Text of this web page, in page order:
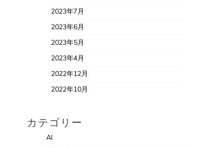
2023年7月
2023年6月
2023年5月
2023年4月
2022年12月
2022年10月
カテゴリー
AI